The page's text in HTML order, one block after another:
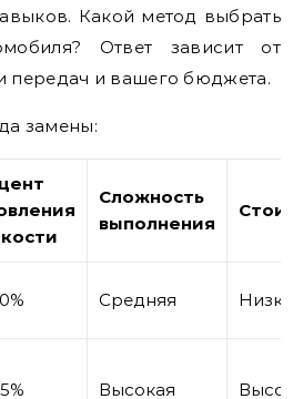
Какой метод выбрать
Ответ зависит от
передач и вашего бюджета.
замены:
Сложность
выполнения
Средняя Низкая
Высокая